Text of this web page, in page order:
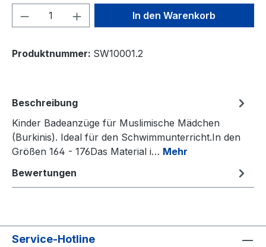
Produkt Anzahl: Gib denIn den Warenkorb
Produktnummer: SW10001.2
Beschreibung
Kinder Badeanzüge für Muslimische Mädchen
(Burkinis). Ideal für den Schwimmunterricht.In den
Größen 164 - 176Das Material i… Mehr
Bewertungen
Service-Hotline